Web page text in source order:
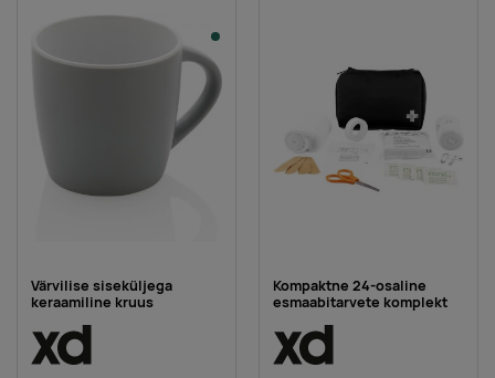
Värvilise siseküljega
keraamiline kruus
Kompaktne 24-osaline
esmaabitarvete komplekt